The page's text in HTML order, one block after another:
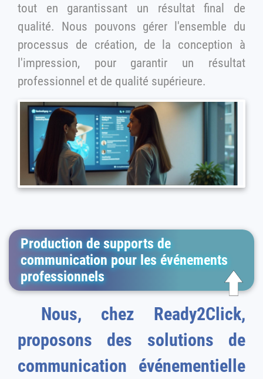
tout en garantissant un résultat final de
qualité. Nous pouvons gérer l'ensemble du
processus de création, de la conception à
l'impression, pour garantir un résultat
professionnel et de qualité supérieure.
Production de supports de
communication pour les événements
professionnels
Nous, chez Ready2Click,
proposons des solutions de
communication événementielle